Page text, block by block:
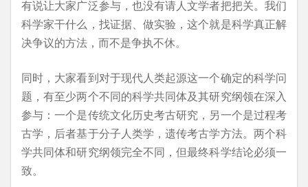
有说让大家广泛参与，也没有请人文学者把把关。我们
科学家干什么，找证据、做实验，这个就是科学真正解
决争议的方法，而不是争执不休。
同时，大家看到对于现代人类起源这一个确定的科学问
题，有至少两个不同的科学共同体及其研究纲领在深入
参与：一个是传统文化历史考古研究，另一个是过程考
古学，后者基于分子人类学，遗传考古学方法。两个科
学共同体和研究纲领完全不同，但最终科学结论必须一
致。